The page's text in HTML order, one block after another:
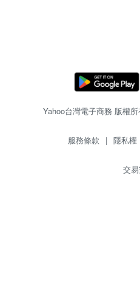
Yahoo台灣電子商務 版權
服務條款 | 隱私權
交